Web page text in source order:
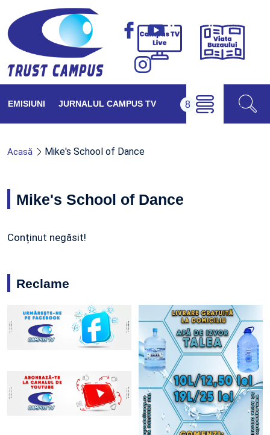
Campus
Viața
EMISIUNI JURNALUL CAMPUS TV
Acasă Mike's School of Dance
Mike's School of Dance
Conținut negăsit!
Reclame